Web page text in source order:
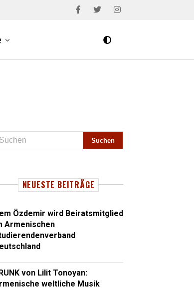
NEUESTE BEITRÄGE
Özdemir wird Beiratsmitglied
Armenischen
von Lilit Tonoyan:
weltliche Musik